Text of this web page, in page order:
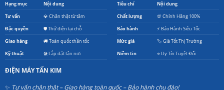
Hạng mục Nội dung
Tư vấn 💎 Chân thật từ tâm
Đặc quyền 🛡️ Thử điện tại chỗ
Giao hàng 🚚 Toàn quốc thần tốc
Kỹ thuật 🛠️ Lắp đặt tận nơi
Tiêu chí Nội dung
Chất lượng 💯 Chính Hãng 100%
Bảo hành ⚡ Bảo Hành Siêu Tốc
Mức giá 🏷️ Giá Tốt Thị Trường
Niềm tin ⭐ Uy Tín Tuyệt Đối
ĐIỆN MÁY TẤN KIM
✨ Tư vấn chân thật – Giao hàng toàn quốc – Bảo hành chu đáo!